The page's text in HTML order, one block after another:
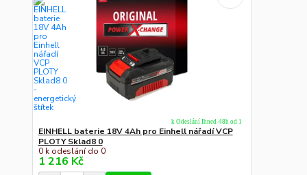
EINHELL baterie 18V 4Ah pro Einhell nářadí VCP
PLOTY Sklad8 0
0 k odeslání do 0
1 216 Kč
k Odeslání Ihned-48h od 1